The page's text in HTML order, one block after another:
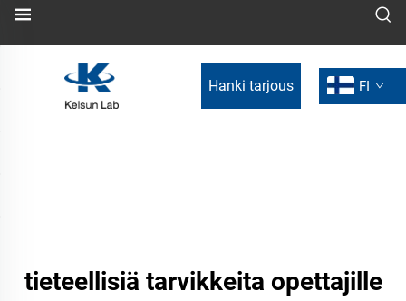
Hanki tarjous FI
tieteellisiä tarvikkeita opettajille